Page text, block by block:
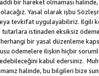
bir hareket olmaması
Yasal olarak işbu
tevkifat uygulayabiliriz. İlgili
tutarlara istinaden eksiksiz
herhangi bir yasal düzenleme
ödemelere ilişkin hiçbir
kabul edersiniz.
halinde, bu bilgileri bize